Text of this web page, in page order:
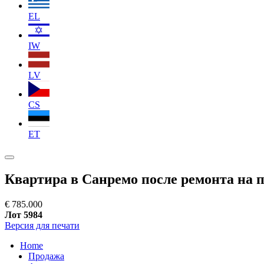
EL
IW
LV
CS
ET
Квартира в Санремо после ремонта на
€ 785.000
Лот 5984
Версия для печати
Home
Продажа